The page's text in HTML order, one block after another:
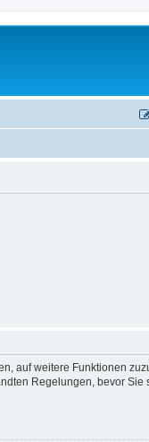
auf weitere Funktionen
Regelungen, bevor Sie